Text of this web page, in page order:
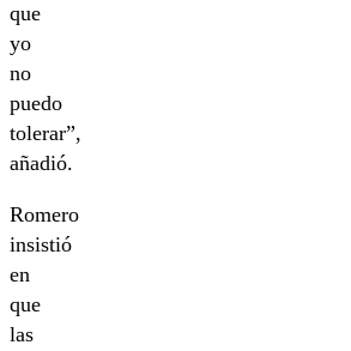
que
yo
no
puedo
tolerar”,
añadió.
Romero
insistió
en
que
las